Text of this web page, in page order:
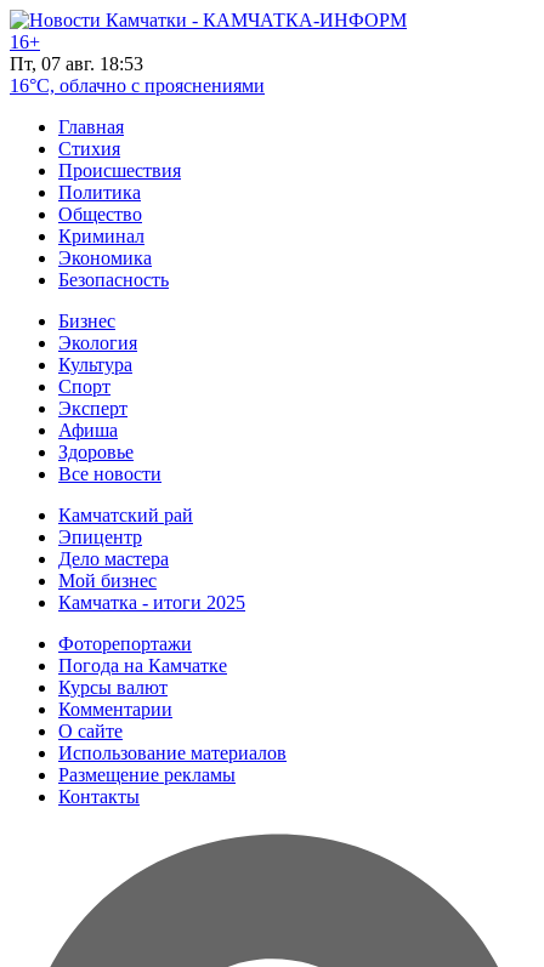
16+
Пт, 07 авг. 18:53
16°C, облачно с прояснениями
Главная
Стихия
Происшествия
Политика
Общество
Криминал
Экономика
Безопасность
Бизнес
Экология
Культура
Спорт
Эксперт
Афиша
Здоровье
Все новости
Камчатский рай
Эпицентр
Дело мастера
Мой бизнес
Камчатка - итоги 2025
Фоторепортажи
Погода на Камчатке
Курсы валют
Комментарии
О сайте
Использование материалов
Размещение рекламы
Контакты